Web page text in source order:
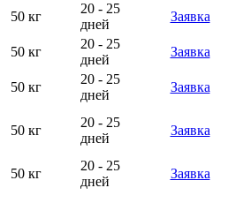
50 кг
20 - 25
дней
Заявка
50 кг
20 - 25
дней
Заявка
50 кг
20 - 25
дней
Заявка
50 кг
20 - 25
дней
Заявка
50 кг
20 - 25
дней
Заявка